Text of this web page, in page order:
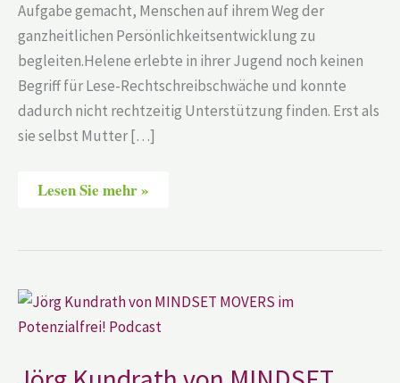
Aufgabe gemacht, Menschen auf ihrem Weg der
ganzheitlichen Persönlichkeitsentwicklung zu
begleiten.Helene erlebte in ihrer Jugend noch keinen
Begriff für Lese-Rechtschreibschwäche und konnte
dadurch nicht rechtzeitig Unterstützung finden. Erst als
sie selbst Mutter […]
Lesen Sie mehr »
Jörg
Kundrath
von
im